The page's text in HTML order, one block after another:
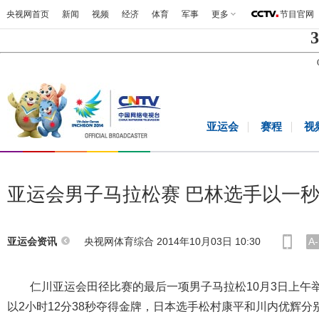
央视网首页 新闻 视频 经济 体育 军事 更多 节目官网
亚运会 赛程 视
亚运会男子马拉松赛 巴林选手以一
亚运会资讯 央视网体育综合 2014年10月03日 10:30 A-
仁川亚运会田径比赛的最后一项男子马拉松10月3日上午
以2小时12分38秒夺得金牌，日本选手松村康平和川内优辉